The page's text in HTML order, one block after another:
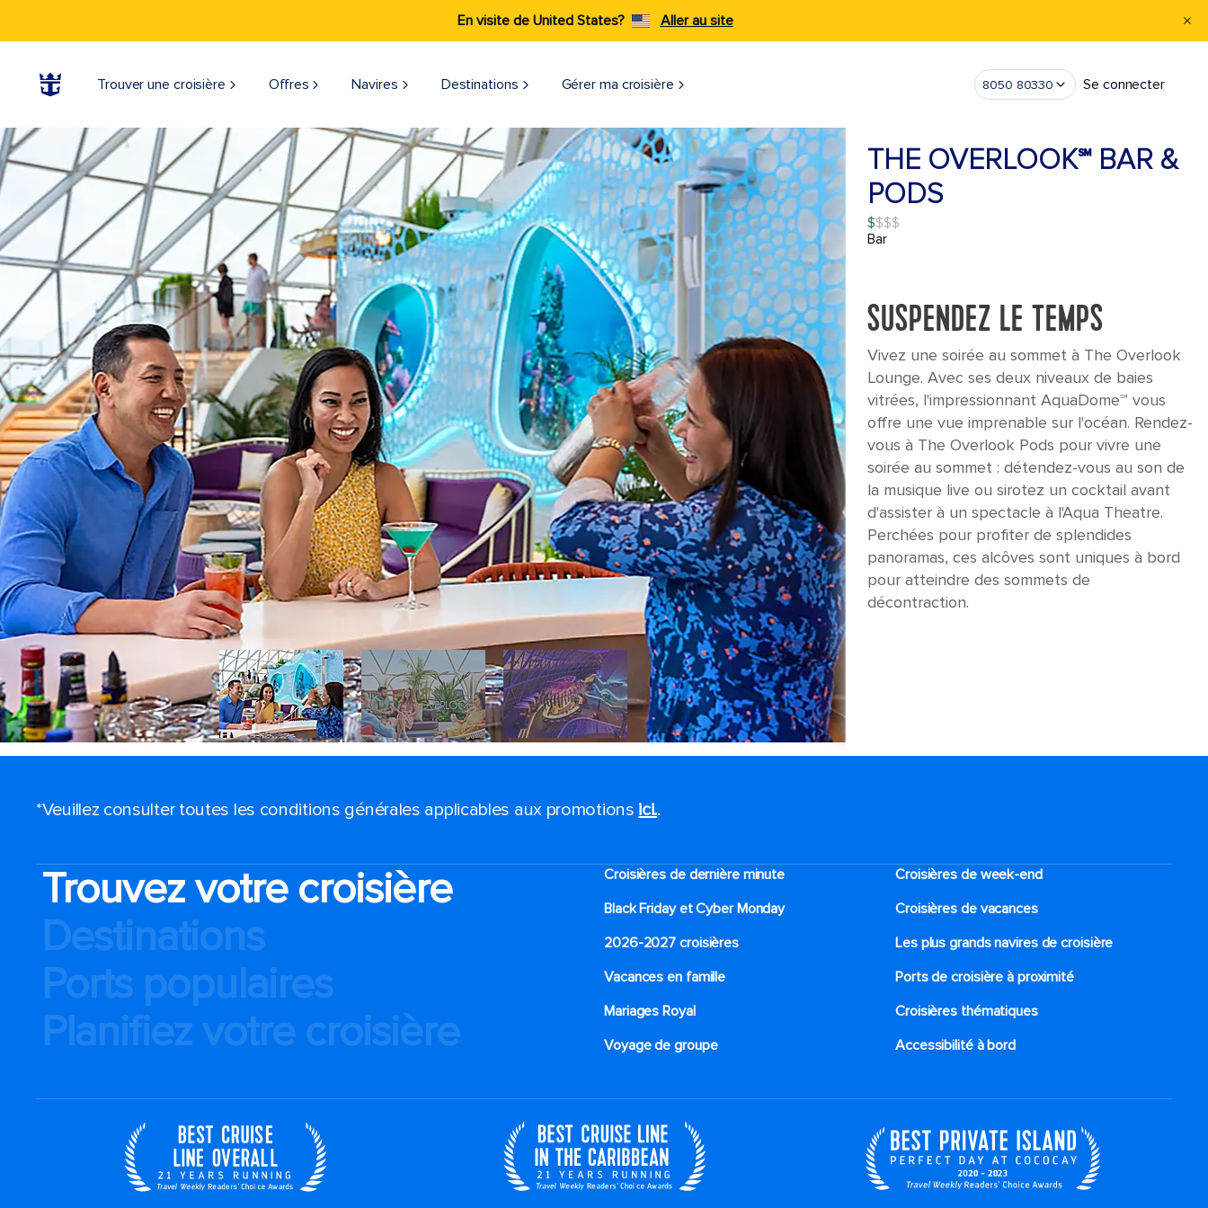
En visite de United States? Aller au site
Trouver une croisière Offres Navires Destinations Gérer ma croisière 8050 80330 Se connecter
THE OVERLOOK℠ BAR &
PODS
$
Bar
SUSPENDEZ LE TEMPS
Vivez une soirée au sommet à The Overlook
Lounge. Avec ses deux niveaux de baies
vitrées, l'impressionnant AquaDome℠ vous
offre une vue imprenable sur l'océan. Rendez-
vous à The Overlook Pods pour vivre une
soirée au sommet : détendez-vous au son de
la musique live ou sirotez un cocktail avant
d'assister à un spectacle à l'Aqua Theatre.
Perchées pour profiter de splendides
panoramas, ces alcôves sont uniques à bord
pour atteindre des sommets de
décontraction.
*Veuillez consulter toutes les conditions générales applicables aux promotions ici..
Trouvez votre croisière
Destinations
Ports populaires
Planifiez votre croisière
Croisières de dernière minute
Croisières de week-end
Black Friday et Cyber Monday
Croisières de vacances
2026-2027 croisières
Les plus grands navires de croisière
Vacances en famille
Ports de croisière à proximité
Mariages Royal
Croisières thématiques
Voyage de groupe​
Accessibilité à bord​